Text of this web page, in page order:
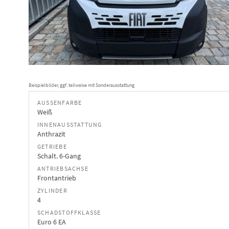
Beispielbilder, ggf. teilweise mit Sonderausstattung
AUSSENFARBE
Weiß
INNENAUSSTATTUNG
Anthrazit
GETRIEBE
Schalt. 6-Gang
ANTRIEBSACHSE
Frontantrieb
ZYLINDER
4
SCHADSTOFFKLASSE
Euro 6 EA